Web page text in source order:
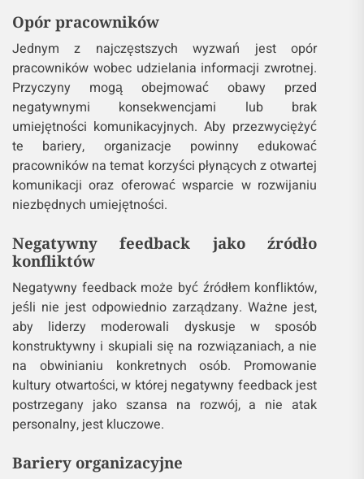
Opór pracowników
Jednym z najczęstszych wyzwań jest opór
pracowników wobec udzielania informacji zwrotnej.
Przyczyny mogą obejmować obawy przed
negatywnymi konsekwencjami lub brak
umiejętności komunikacyjnych. Aby przezwyciężyć
te bariery, organizacje powinny edukować
pracowników na temat korzyści płynących z otwartej
komunikacji oraz oferować wsparcie w rozwijaniu
niezbędnych umiejętności.
Negatywny feedback jako źródło
konfliktów
Negatywny feedback może być źródłem konfliktów,
jeśli nie jest odpowiednio zarządzany. Ważne jest,
aby liderzy moderowali dyskusje w sposób
konstruktywny i skupiali się na rozwiązaniach, a nie
na obwinianiu konkretnych osób. Promowanie
kultury otwartości, w której negatywny feedback jest
postrzegany jako szansa na rozwój, a nie atak
personalny, jest kluczowe.
Bariery organizacyjne